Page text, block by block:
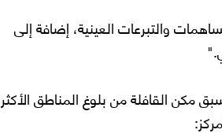
2023، بدأنا نتلقى المساهمات والتبرعات العينية، إضافة إلى
مكن القافلة من بلوغ المناطق الأكثر